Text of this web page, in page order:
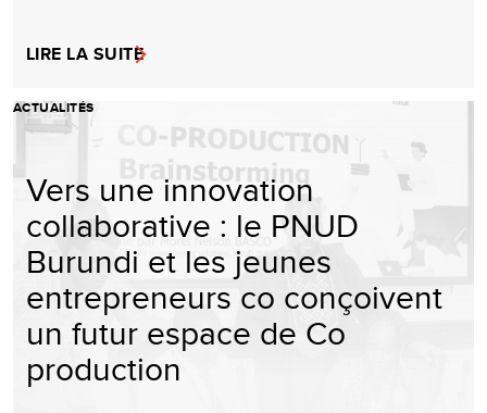
LIRE LA SUITE
ACTUALITÉS
Vers une innovation
collaborative : le PNUD
Burundi et les jeunes
entrepreneurs co conçoivent
un futur espace de Co
production